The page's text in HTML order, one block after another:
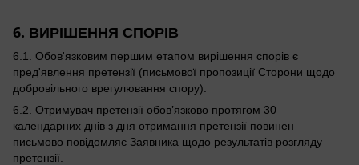
6. ВИРІШЕННЯ СПОРІВ
6.1. Обов'язковим першим етапом вирішення спорів є
пред'явлення претензії (письмової пропозиції Сторони щодо
добровільного врегулювання спору).
6.2. Отримувач претензії обов’язково протягом 30
календарних днів з дня отримання претензії повинен
письмово повідомляє Заявника щодо результатів розгляду
претензії.